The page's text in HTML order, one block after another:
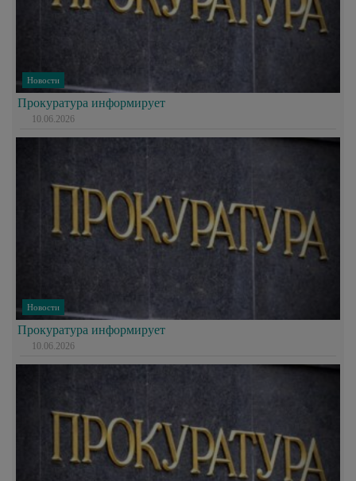
Новости
Прокуратура информирует
10.06.2026
Новости
Прокуратура информирует
10.06.2026